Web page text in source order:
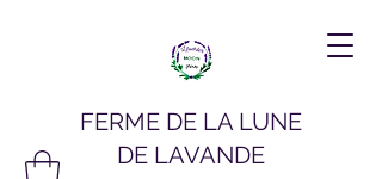
FERME DE LA LUNE
DE LAVANDE